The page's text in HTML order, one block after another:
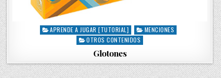
P
e
APRENDE A JUGAR [TUTORIAL]
MENCIONES
OTROS CONTENIDOS
Glotones